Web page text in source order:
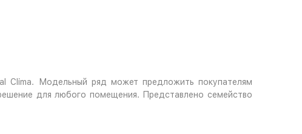
Clima. Модельный ряд может предложить покупателям
для любого помещения. Представлено семейство